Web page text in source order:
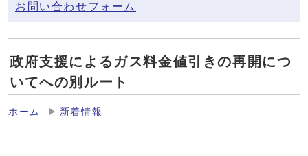
お問い合わせフォーム
政府支援によるガス料金値引きの再開につ
いてへの別ルート
ホーム 新着情報